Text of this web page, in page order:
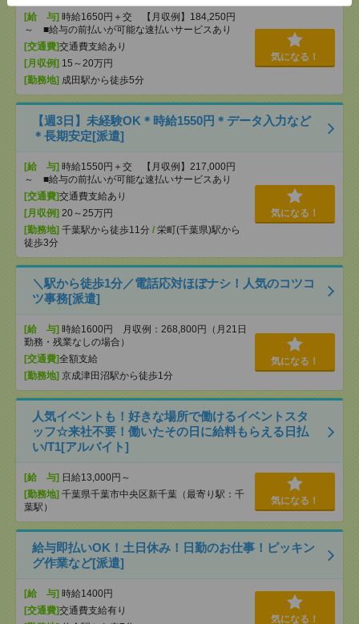
[給 与] 時給1650円＋交 【月収例】184,250円
～ ■給与の前払いが可能な速払いサービスあり
[交通費]交通費支給あり
[月収例] 15～20万円
[勤務地] 成田駅から徒歩5分
気になる！
【週3日】未経験OK＊時給1550円＊データ入力など
＊長期安定[派遣]
[給 与] 時給1550円＋交 【月収例】217,000円
～ ■給与の前払いが可能な速払いサービスあり
[交通費]交通費支給あり
[月収例] 20～25万円
[勤務地] 千葉駅から徒歩11分 / 栄町(千葉県)駅から
徒歩3分
気になる！
＼駅から徒歩1分／電話応対ほぼナシ！人気のコツコ
ツ事務[派遣]
[給 与] 時給1600円 月収例：268,800円（月21日
勤務・残業なしの場合）
[交通費]全額支給
[勤務地] 京成津田沼駅から徒歩1分
気になる！
人気イベントも！好きな場所で働けるイベントスタ
ッフ☆来社不要！働いたその日に給料もらえる日払
い/T1[アルバイト]
[給 与] 日給13,000円～
[勤務地] 千葉県千葉市中央区新千葉（最寄り駅：千
葉駅）
気になる！
給与即払いOK！土日休み！日勤のお仕事！ピッキン
グ作業など[派遣]
[給 与] 時給1400円
[交通費]交通費支給有り
気になる！